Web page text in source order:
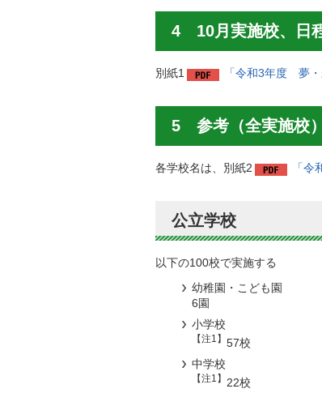
4 10月実施校、日
別紙1 「令和3年度 夢
5 参考（全実施校）
各学校名は、別紙2 「
公立学校
以下の100校で実施する
幼稚園・こども園
6園
小学校
【注1】 57校
中学校
【注1】 22校